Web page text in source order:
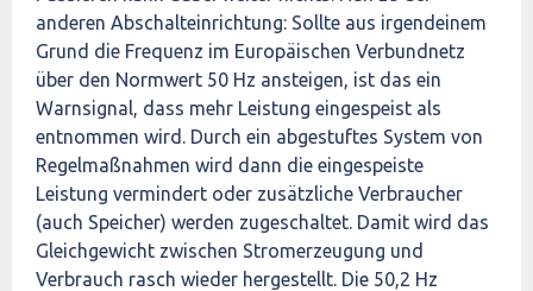
anderen Abschalteinrichtung: Sollte aus irgendeinem
Grund die Frequenz im Europäischen Verbundnetz
über den Normwert 50 Hz ansteigen, ist das ein
Warnsignal, dass mehr Leistung eingespeist als
entnommen wird. Durch ein abgestuftes System von
Regelmaßnahmen wird dann die eingespeiste
Leistung vermindert oder zusätzliche Verbraucher
(auch Speicher) werden zugeschaltet. Damit wird das
Gleichgewicht zwischen Stromerzeugung und
Verbrauch rasch wieder hergestellt. Die 50,2 Hz